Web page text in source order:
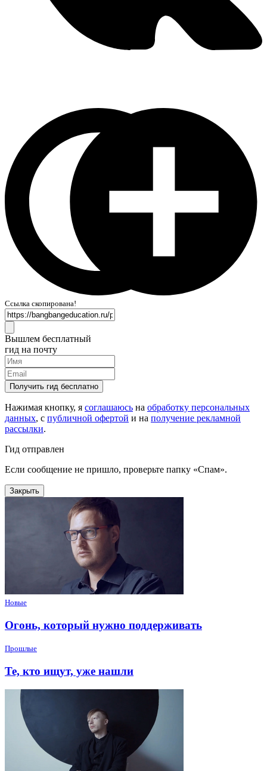
Ссылка скопирована!
Вышлем бесплатный
гид на почту
Получить гид бесплатно
Нажимая кнопку, я соглашаюсь на обработку персональных
данных, с публичной офертой и на получение рекламной
рассылки.
Гид отправлен
Если сообщение не пришло, проверьте папку «Спам».
Закрыть
Новые
Огонь, который нужно поддерживать
Прошлые
Те, кто ищут, уже нашли